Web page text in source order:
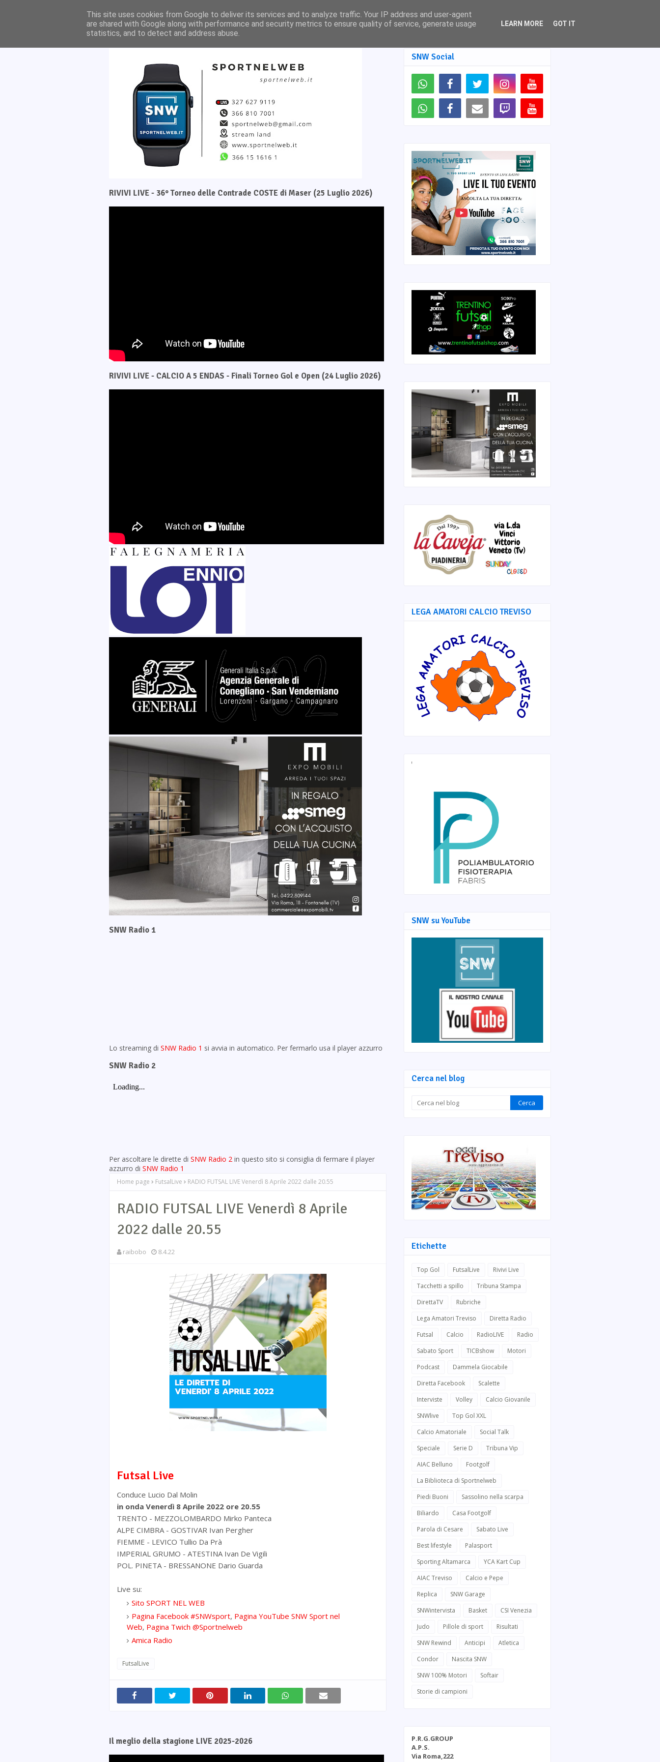
Home Il progetto Pagina Facebook SNW TV
RIVIVI LIVE - 36° Torneo delle Contrade COSTE di Maser (25 Luglio 2026)
RIVIVI LIVE - CALCIO A 5 ENDAS - Finali Torneo Gol e Open (24 Luglio 2026)
SNW Radio 1
Lo streaming di SNW Radio 1 si avvia in automatico. Per fermarlo usa il player azzurro
SNW Radio 2
Per ascoltare le dirette di SNW Radio 2 in questo sito si consiglia di fermare il player
azzurro di SNW Radio 1
Home page FutsalLive RADIO FUTSAL LIVE Venerdì 8 Aprile 2022 dalle 20.55
RADIO FUTSAL LIVE Venerdì 8 Aprile
2022 dalle 20.55
raibobo 8.4.22
Futsal Live
Conduce Lucio Dal Molin
in onda Venerdì 8 Aprile 2022 ore 20.55
TRENTO - MEZZOLOMBARDO Mirko Panteca
ALPE CIMBRA - GOSTIVAR Ivan Pergher
FIEMME - LEVICO Tullio Da Prà
IMPERIAL GRUMO - ATESTINA Ivan De Vigili
POL. PINETA - BRESSANONE Dario Guarda
Live su:
Sito SPORT NEL WEB
Pagina Facebook #SNWsport, Pagina YouTube SNW Sport nel
Web, Pagina Twich @Sportnelweb
Amica Radio
FutsalLive
Il meglio della stagione LIVE 2025-2026
SNW Social
LEGA AMATORI CALCIO TREVISO
SNW su YouTube
Cerca nel blog
Etichette
Top Gol FutsalLive
Rivivi Live
Tacchetti a spillo
Tribuna Stampa
DirettaTV
Rubriche
Lega Amatori Treviso
Diretta Radio
Futsal
Calcio RadioLIVE
Radio
Sabato Sport
TICBshow
Motori
Podcast
Dammela Giocabile
Diretta Facebook
Scalette
Interviste
Volley
Calcio Giovanile
SNWlive
Top Gol XXL
Calcio Amatoriale
Social Talk
Speciale
Serie D
Tribuna Vip
AIAC Belluno
Footgolf
La Biblioteca di Sportnelweb
Piedi Buoni
Sassolino nella scarpa
Biliardo
Casa Footgolf
Parola di Cesare
Sabato Live
Best lifestyle
Palasport
Sporting Altamarca
YCA Kart Cup
AIAC Treviso
Calcio e Pepe
Replica
SNW Garage
SNWintervista
Basket
CSI Venezia
Judo
Pillole di sport
Risultati
SNW Rewind
Anticipi
Atletica
Condor
Nascita SNW
SNW 100% Motori
Softair
Storie di campioni
P.R.G.GROUP
A.P.S.
Via Roma,222
This site uses cookies from Google to deliver its services and to analyze traffic. Your IP address and user-agent
are shared with Google along with performance and security metrics to ensure quality of service, generate usage
statistics, and to detect and address abuse.
LEARN MORE GOT IT